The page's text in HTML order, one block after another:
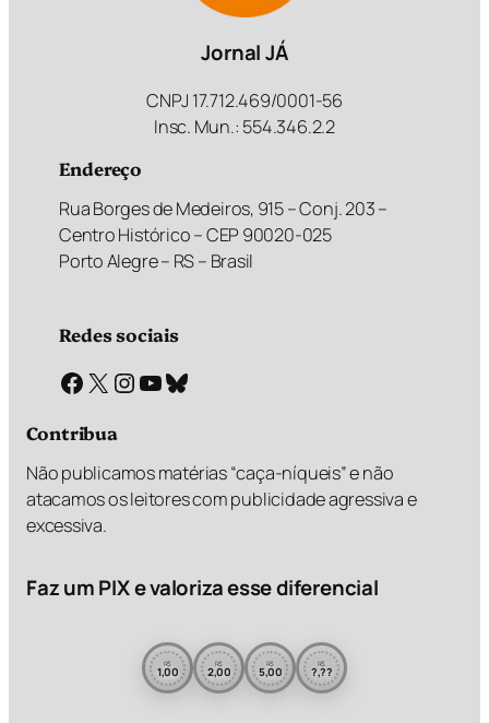
Jornal JÁ
CNPJ 17.712.469/0001-56
Insc. Mun.: 554.346.2.2
Endereço
Rua Borges de Medeiros, 915 – Conj. 203 –
Centro Histórico – CEP 90020-025
Porto Alegre – RS – Brasil
Redes sociais
Facebook X Instagram Youtube Bluesky
Contribua
Não publicamos matérias “caça-níqueis” e não
atacamos os leitores com publicidade agressiva e
excessiva.
Faz um PIX e valoriza esse diferencial
R$
1,00 R$
2,00 R$
5,00 R$
?,??